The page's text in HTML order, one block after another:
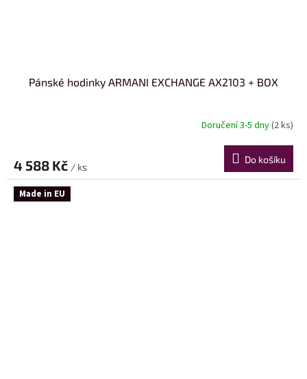
Pánské hodinky ARMANI EXCHANGE AX2103 + BOX
Doručení 3-5 dny(2 ks)
4 588 Kč / ks
Do košíku
Made in EU